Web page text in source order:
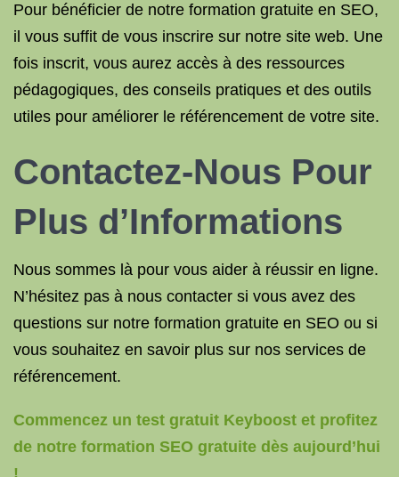
Pour bénéficier de notre formation gratuite en SEO,
il vous suffit de vous inscrire sur notre site web. Une
fois inscrit, vous aurez accès à des ressources
pédagogiques, des conseils pratiques et des outils
utiles pour améliorer le référencement de votre site.
Contactez-Nous Pour
Plus d’Informations
Nous sommes là pour vous aider à réussir en ligne.
N’hésitez pas à nous contacter si vous avez des
questions sur notre formation gratuite en SEO ou si
vous souhaitez en savoir plus sur nos services de
référencement.
Commencez un test gratuit Keyboost et profitez
de notre formation SEO gratuite dès aujourd’hui
!